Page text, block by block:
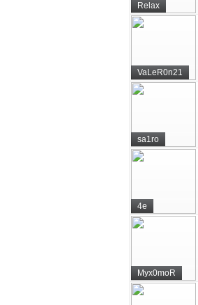
Relax
VaLeR0n21
sa1ro
4e
Myx0moR